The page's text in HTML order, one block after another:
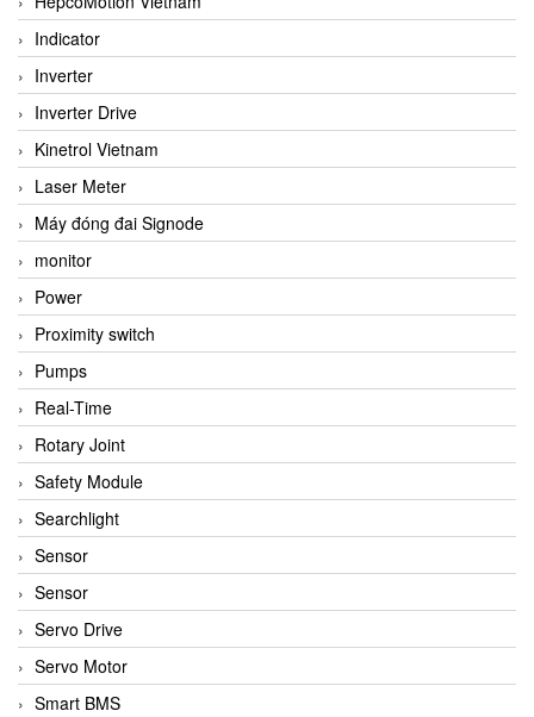
Indicator
Inverter
Inverter Drive
Kinetrol Vietnam
Laser Meter
Máy đóng đai Signode
monitor
Power
Proximity switch
Pumps
Real-Time
Rotary Joint
Safety Module
Searchlight
Sensor
Sensor
Servo Drive
Servo Motor
Smart BMS